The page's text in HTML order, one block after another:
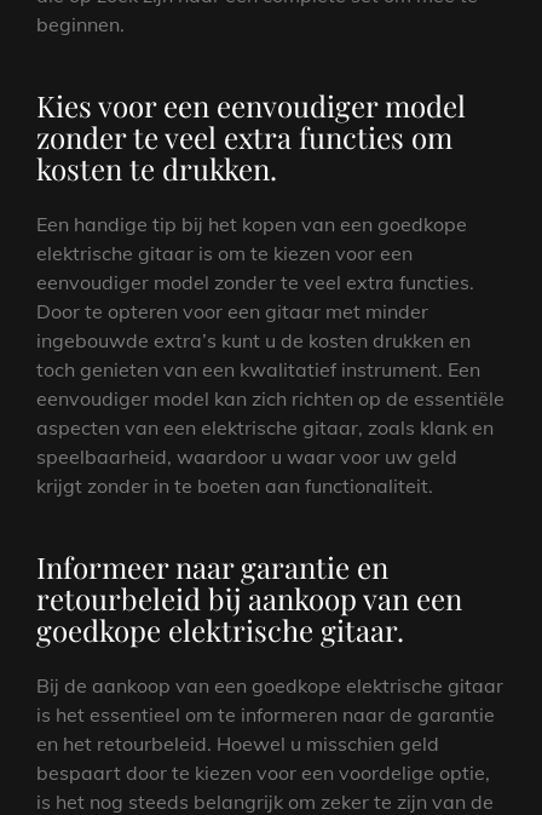
beginnen.
Kies voor een eenvoudiger model
zonder te veel extra functies om
kosten te drukken.
Een handige tip bij het kopen van een goedkope
elektrische gitaar is om te kiezen voor een
eenvoudiger model zonder te veel extra functies.
Door te opteren voor een gitaar met minder
ingebouwde extra’s kunt u de kosten drukken en
toch genieten van een kwalitatief instrument. Een
eenvoudiger model kan zich richten op de essentiële
aspecten van een elektrische gitaar, zoals klank en
speelbaarheid, waardoor u waar voor uw geld
krijgt zonder in te boeten aan functionaliteit.
Informeer naar garantie en
retourbeleid bij aankoop van een
goedkope elektrische gitaar.
Bij de aankoop van een goedkope elektrische gitaar
is het essentieel om te informeren naar de garantie
en het retourbeleid. Hoewel u misschien geld
bespaart door te kiezen voor een voordelige optie,
is het nog steeds belangrijk om zeker te zijn van de